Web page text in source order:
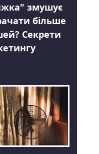
змушує
більше
Секрети